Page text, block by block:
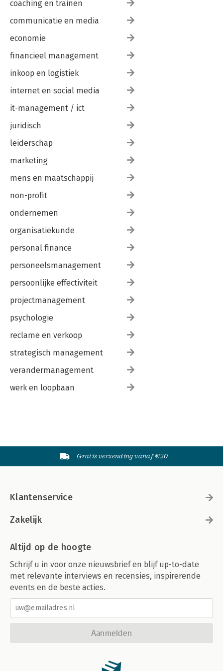
coaching en trainen
communicatie en media
economie
financieel management
inkoop en logistiek
internet en social media
it-management / ict
juridisch
leiderschap
marketing
mens en maatschappij
non-profit
ondernemen
organisatiekunde
personal finance
personeelsmanagement
persoonlijke effectiviteit
projectmanagement
psychologie
reclame en verkoop
strategisch management
verandermanagement
werk en loopbaan
Gratis verzending vanaf €20
Klantenservice
Zakelijk
Altijd op de hoogte
Schrijf u in voor onze nieuwsbrief en blijf up-to-date
met relevante interviews en recensies, inspirerende
events en de beste acties.
Aanmelden